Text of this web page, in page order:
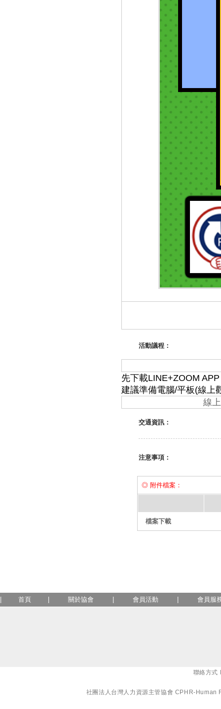
活動議程：
先下載LINE+ZOOM APP
建議準備電腦/平板(線上
線
交通資訊：
注意事項：
◎ 附件檔案：
檔案下載
首頁 關於協會 會員活動 會員服
聯絡方式
社團法人台灣人力資源主管協會 CPHR-